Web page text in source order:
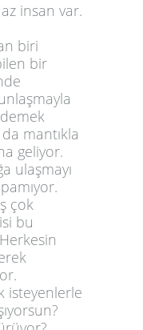
insan var.
biri
bir
mantıkla
geliyor.
ulaşmayı
çok
bu
isteyenlerle